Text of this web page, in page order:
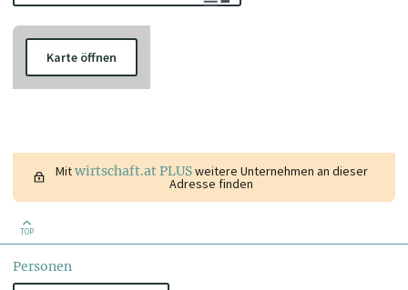
Karte öffnen
Mitwirtschaft.at PLUSweitere Unternehmen an dieser
Adresse finden
TOP
Personen